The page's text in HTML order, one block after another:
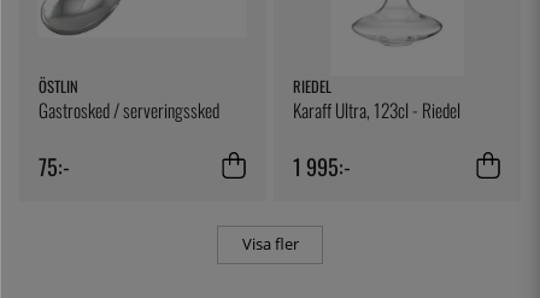
ÖSTLIN
Gastrosked / serveringssked
75:-
RIEDEL
Karaff Ultra, 123cl - Riedel
1 995:-
Visa fler